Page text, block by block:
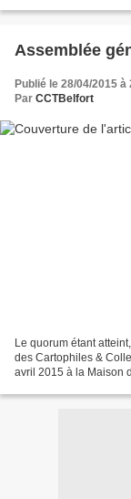
Assemblée
Publié le 28/04/2015 à
Par CCTBelfort
Le quorum étant
des Cartophiles &
avril 2015 à la Maison